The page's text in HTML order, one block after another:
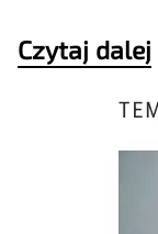
Czytaj dalej